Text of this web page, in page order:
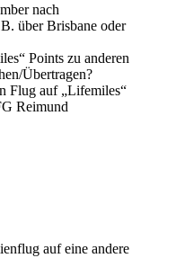
nach
über Brisbane oder
Points zu anderen
Übertragen?
Flug auf „Lifemiles“
Reimund
auf eine andere